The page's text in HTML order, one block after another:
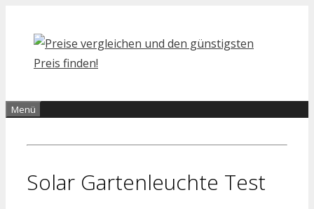
Inhalt
springen
Menü
Solar Gartenleuchte Test